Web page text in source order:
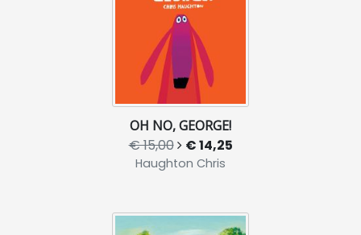
OH NO, GEORGE!
€ 15,00 € 14,25
Haughton Chris